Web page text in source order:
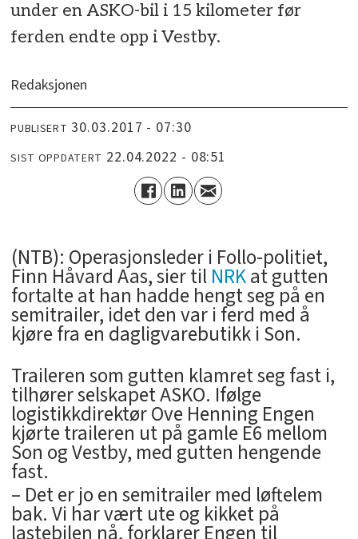
under en ASKO-bil i 15 kilometer før
ferden endte opp i Vestby.
Redaksjonen
PUBLISERT 30.03.2017 - 07:30
SIST OPPDATERT 22.04.2022 - 08:51
(NTB): Operasjonsleder i Follo-politiet,
Finn Håvard Aas, sier tilNRKat gutten
fortalte at han hadde hengt seg på en
semitrailer, idet den var i ferd med å
kjøre fra en dagligvarebutikk i Son.
Traileren som gutten klamret seg fast i,
tilhører selskapet ASKO. Ifølge
logistikkdirektør Ove Henning Engen
kjørte traileren ut på gamle E6 mellom
Son og Vestby, med gutten hengende
fast.
– Det er jo en semitrailer med løftelem
bak. Vi har vært ute og kikket på